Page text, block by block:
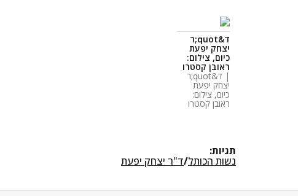
ד&quot;ר
יצחק יפעת
כיום, צילום:
ראובן קסטרו
| ד&quot;ר
יצחק יפעת
כיום, צילום:
ראובן קסטרו
תגיות:
נשות הכותל/ד"ר יצחק יפעת